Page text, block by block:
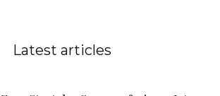
Latest articles